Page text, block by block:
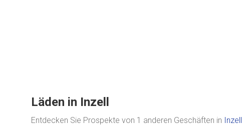
Läden in Inzell
Entdecken Sie Prospekte von 1 anderen Geschäften in Inzell